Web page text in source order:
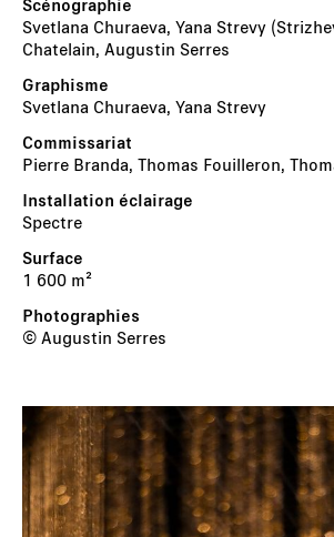
Svetlana Churaeva, Yana Strevy
Chatelain, Augustin Serres
Svetlana Churaeva, Yana Strevy
Pierre Branda, Thomas Fouilleron,
Spectre
1 600 m²
© Augustin Serres